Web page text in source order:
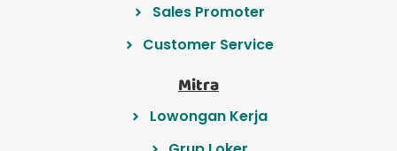
Sales Promoter
Customer Service
Mitra
Lowongan Kerja